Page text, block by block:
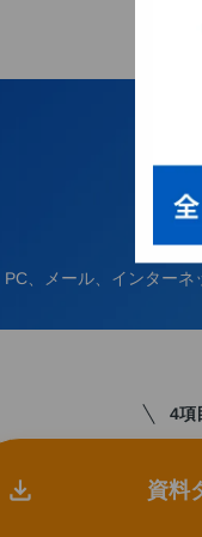
PC、メール、インターネ
4項
資料